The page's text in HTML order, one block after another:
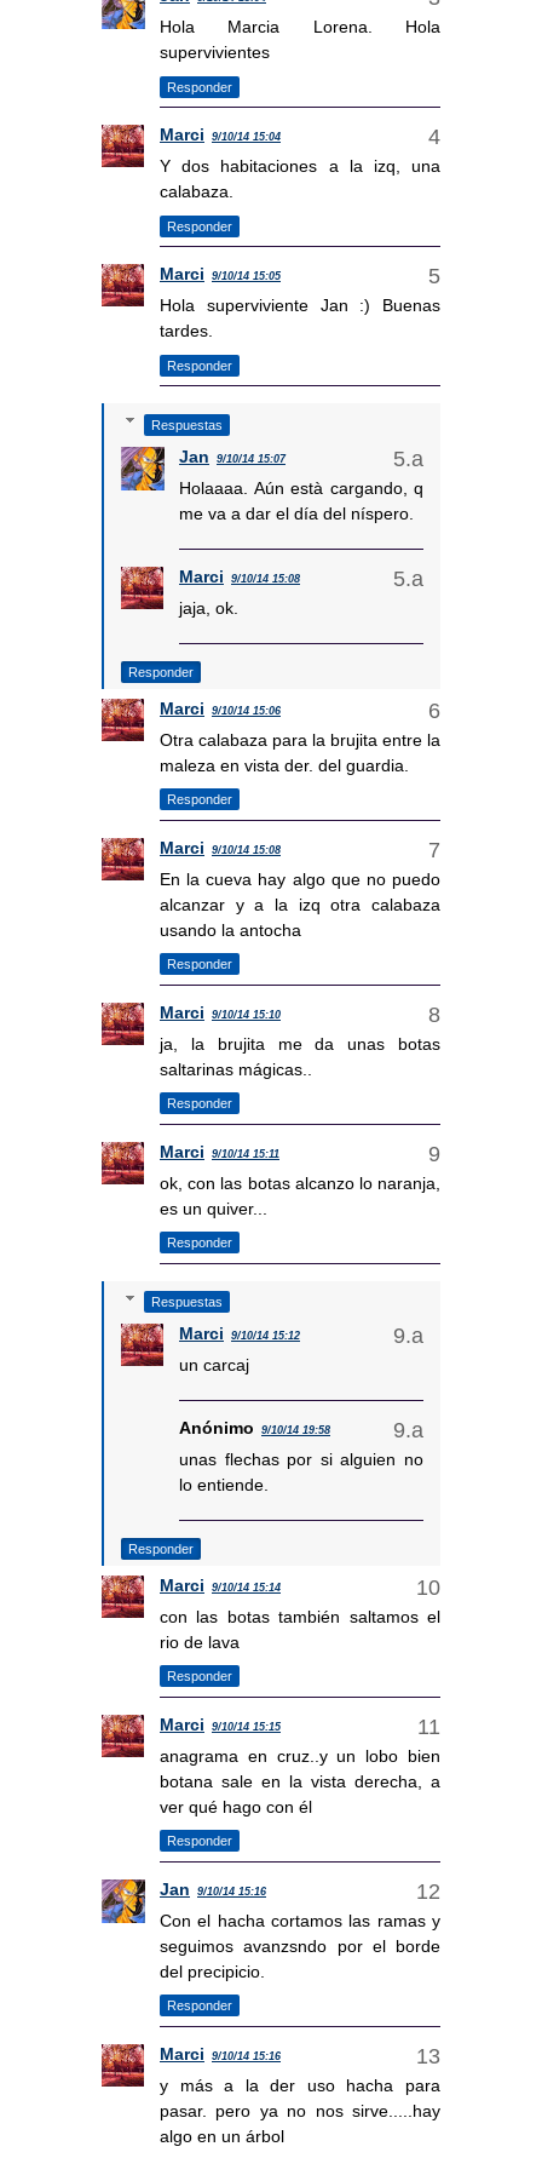
Hola Marcia Lorena. Hola
supervivientes
Responder
Marci 9/10/14 15:04
Y dos habitaciones a la izq, una
calabaza.
Responder
Marci 9/10/14 15:05
Hola superviviente Jan :) Buenas
tardes.
Responder
Respuestas
Jan 9/10/14 15:07
Holaaaa. Aún està cargando, q
me va a dar el día del níspero.
Marci 9/10/14 15:08
jaja, ok.
Responder
Marci 9/10/14 15:06
Otra calabaza para la brujita entre la
maleza en vista der. del guardia.
Responder
Marci 9/10/14 15:08
En la cueva hay algo que no puedo
alcanzar y a la izq otra calabaza
usando la antocha
Responder
Marci 9/10/14 15:10
ja, la brujita me da unas botas
saltarinas mágicas..
Responder
Marci 9/10/14 15:11
ok, con las botas alcanzo lo naranja,
es un quiver...
Responder
Respuestas
Marci 9/10/14 15:12
un carcaj
Anónimo 9/10/14 19:58
unas flechas por si alguien no
lo entiende.
Responder
Marci 9/10/14 15:14
con las botas también saltamos el
rio de lava
Responder
Marci 9/10/14 15:15
anagrama en cruz..y un lobo bien
botana sale en la vista derecha, a
ver qué hago con él
Responder
Jan 9/10/14 15:16
Con el hacha cortamos las ramas y
seguimos avanzsndo por el borde
del precipicio.
Responder
Marci 9/10/14 15:16
y más a la der uso hacha para
pasar. pero ya no nos sirve.....hay
algo en un árbol